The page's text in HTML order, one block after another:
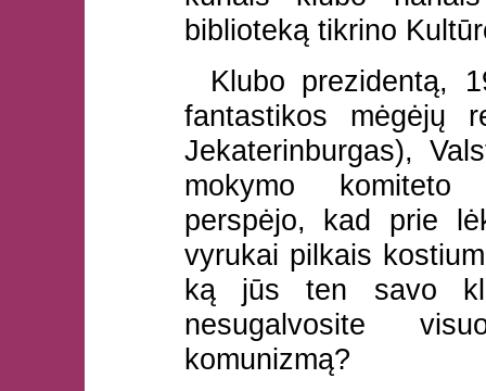
biblioteką tikrino
Klubo prezidentą,
fantastikos mėgėjų
Jekaterinburgas),
mokymo komiteto
perspėjo, kad prie
vyrukai pilkais
ką jūs ten savo
nesugalvosite
komunizmą?